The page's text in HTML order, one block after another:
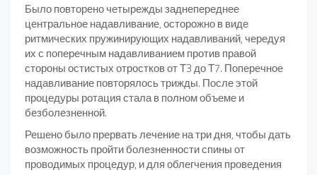
Было повторено четырежды заднепереднее
центральное надавливание, осторожно в виде
ритмических пружинирующих надавливаний, чередуя
их с поперечным надавливанием против правой
стороны остистых отростков от Т3 до Т7. Поперечное
надавливание повторялось трижды. После этой
процедуры ротация стала в полном объеме и
безболезненной.
Решено было прервать лечение на три дня, чтобы дать
возможность пройти болезненности спины от
проводимых процедур, и для облегчения проведения